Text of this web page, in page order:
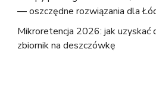
— oszczędne rozwiązania dla
Mikroretencja 2026: jak uzyskać
zbiornik na deszczówkę